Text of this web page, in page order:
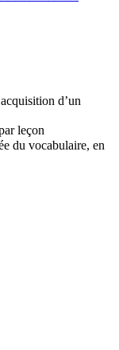
d’un
leçon
du vocabulaire, en